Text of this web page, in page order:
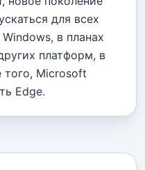
для всех
в планах
платформ, в
того, Microsoft
Edge.